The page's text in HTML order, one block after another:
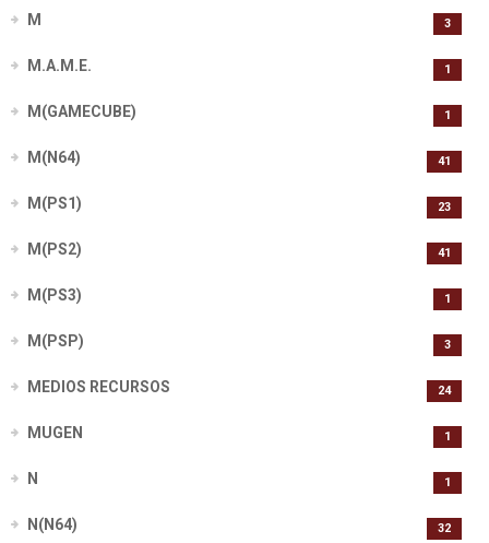
M 3
M.A.M.E. 1
M(GAMECUBE) 1
M(N64) 41
M(PS1) 23
M(PS2) 41
M(PS3) 1
M(PSP) 3
MEDIOS RECURSOS 24
MUGEN 1
N 1
N(N64) 32